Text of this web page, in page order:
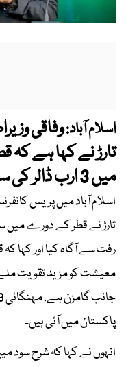
اسلام آباد:وفاقی
تارڑ نے کہا ہے
میں 3 ارب ڈالر کی سرمایہ کاری کی جائے گی۔
اسلام آباد میں پریس
تارڑ نے قطر کے دورے میں
رفت سے آگاہ کیا اور کہا
معیشت کو مزید تقویت
پاکستان میں آئی ہیں۔
انہوں نے کہا کہ شرح سود